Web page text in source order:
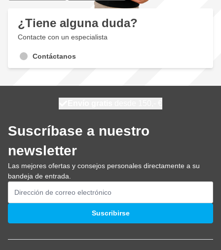
¿Tiene alguna duda?
Contacte con un especialista
Contáctanos
Suscríbase a nuestro
newsletter
Las mejores ofertas y consejos personales directamente a su
bandeja de entrada.
Dirección de email
Suscribirse